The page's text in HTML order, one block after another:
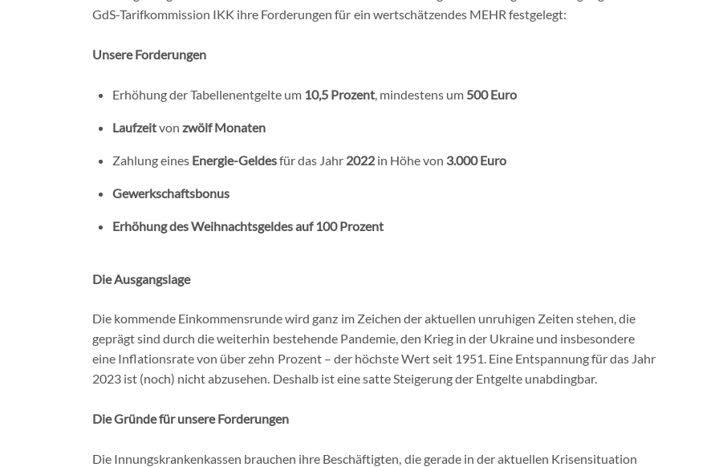
GdS-Tarifkommission IKK ihre Forderungen für ein wertschätzendes MEHR festgelegt:
Unsere Forderungen
Erhöhung der Tabellenentgelte um 10,5 Prozent , mindestens um 500 Euro
Laufzeitvonzwölf Monaten
Zahlung eines Energie-Geldesfür das Jahr 2022 in Höhe von 3.000 Euro
Gewerkschaftsbonus
Erhöhung des Weihnachtsgeldes auf 100 Prozent
Die Ausgangslage
Die kommende Einkommensrunde wird ganz im Zeichen der aktuellen unruhigen Zeiten stehen, die
geprägt sind durch die weiterhin bestehende Pandemie, den Krieg in der Ukraine und insbesondere
eine Inflationsrate von über zehn Prozent – der höchste Wert seit 1951. Eine Entspannung für das Jahr
2023 ist (noch) nicht abzusehen. Deshalb ist eine satte Steigerung der Entgelte unabdingbar.
Die Gründe für unsere Forderungen
Die Innungskrankenkassen brauchen ihre Beschäftigten, die gerade in der aktuellen Krisensituation